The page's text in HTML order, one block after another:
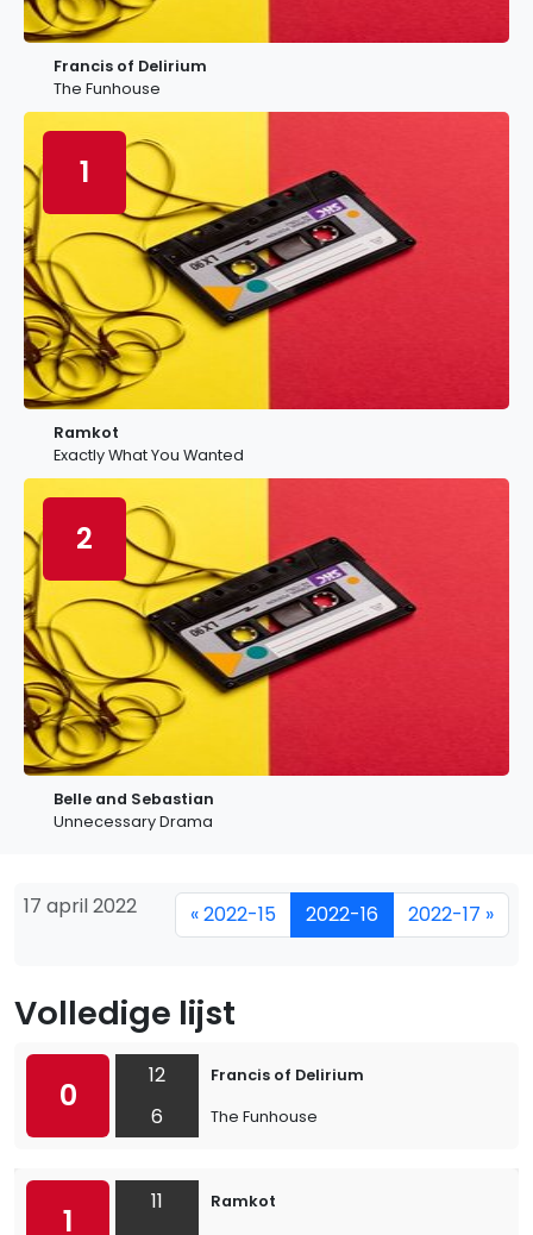
Francis of Delirium
The Funhouse
1
Ramkot
Exactly What You Wanted
2
Belle and Sebastian
Unnecessary Drama
17 april 2022 « 2022-15 2022-16 2022-17 »
Volledige lijst
0
12
6
Francis of Delirium
The Funhouse
1
11
Ramkot